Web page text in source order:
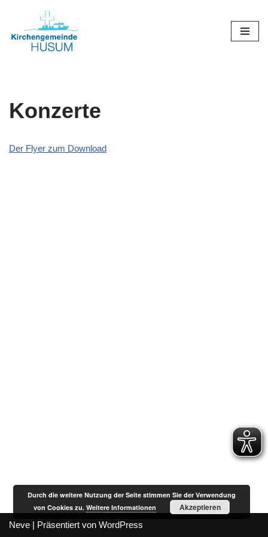
Zum
Konzerte
Der Flyer zum Download
Neve | Präsentiert von WordPress
Durch die weitere Nutzung der Seite stimmen Sie der Verwendung
von Cookies zu.Weitere Informationen Akzeptieren